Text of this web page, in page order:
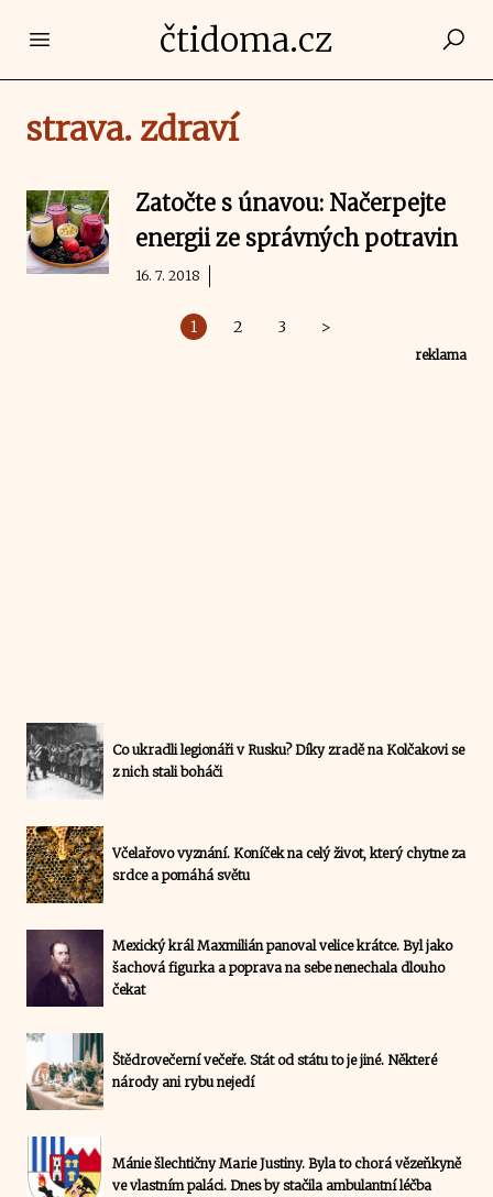
Open main menučtidoma.cz
strava. zdraví
Zatočte s únavou: Načerpejte
energii ze správných potravin
16. 7. 2018
1 2 3 >
reklama
Co ukradli legionáři v Rusku? Díky zradě na Kolčakovi se
z nich stali boháči
Včelařovo vyznání. Koníček na celý život, který chytne za
srdce a pomáhá světu
Mexický král Maxmilián panoval velice krátce. Byl jako
šachová figurka a poprava na sebe nenechala dlouho
čekat
Štědrovečerní večeře. Stát od státu to je jiné. Některé
národy ani rybu nejedí
Mánie šlechtičny Marie Justiny. Byla to chorá vězeňkyně
ve vlastním paláci. Dnes by stačila ambulantní léčba